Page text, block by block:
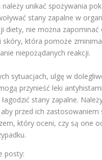
należy unikać spożywania
stany zapalne w
diety, nie można zapominać
skóry, która pomoże
niepożądanych reakcji.
sytuacjach, ulgę w
przynieść leki
stany zapalne.
przed ich zastosowaniem
który oceni, czy są one
posty: